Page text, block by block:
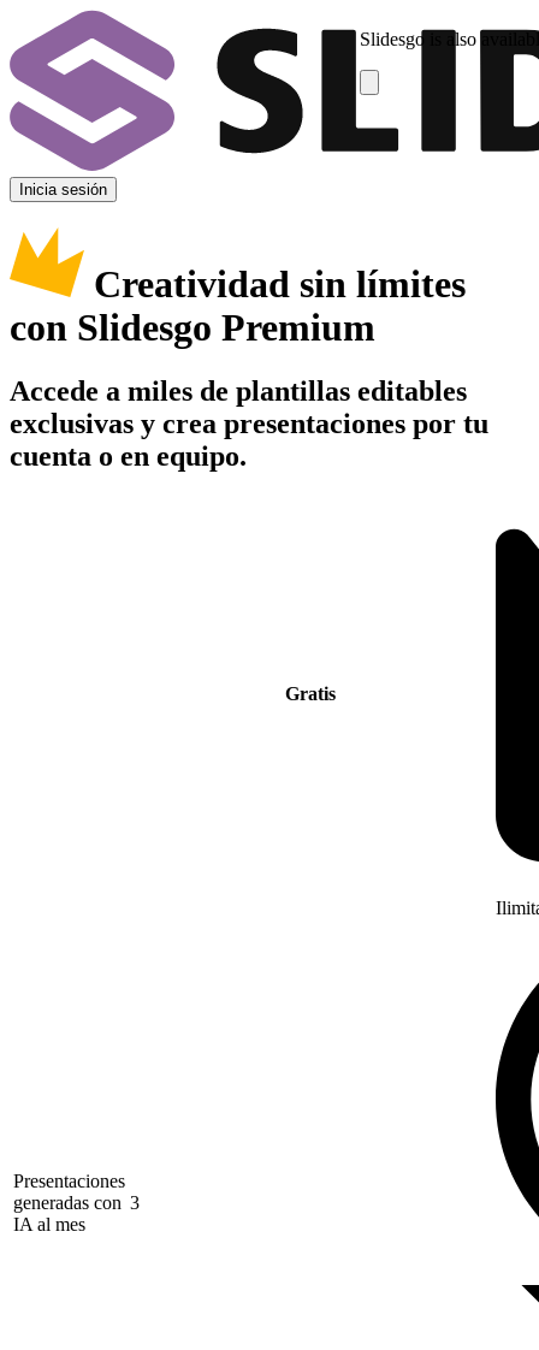
Slidesgo is also
Inicia sesión
Creatividad sin límites
con Slidesgo Premium
Accede a miles de plantillas editables
exclusivas y crea presentaciones por tu
cuenta o en equipo.
Gratis
Presentaciones
generadas con
IA al mes
3